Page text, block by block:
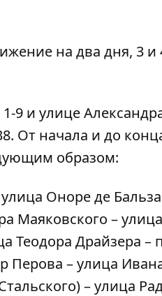
на два дня, 3 и
9 и улице
От начала и до
образом:
Оноре де
Маяковского – улица
Теодора Драйзера –
Перова – улица
– улица